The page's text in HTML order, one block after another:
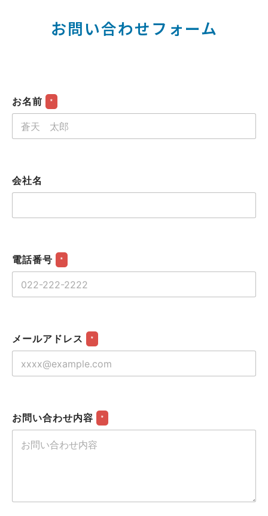
お名前 *
会社名
電話番号 *
メールアドレス *
お問い合わせ内容 *
お問い合わせフォーム